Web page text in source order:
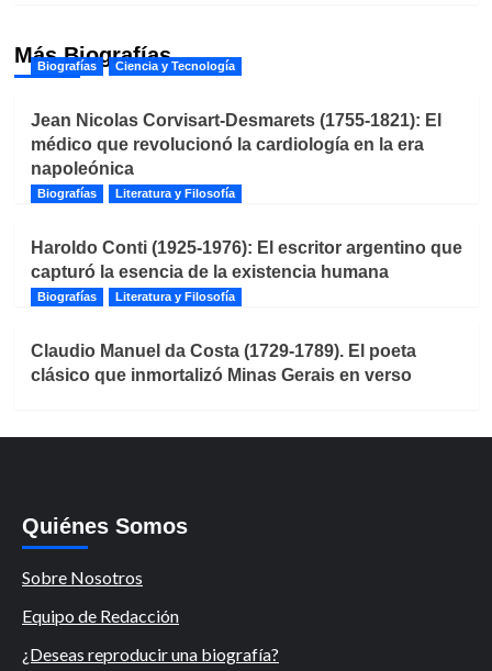
Más Biografías
Biografías Ciencia y Tecnología
Jean Nicolas Corvisart-Desmarets (1755-1821): El
médico que revolucionó la cardiología en la era
napoleónica
Biografías Literatura y Filosofía
Haroldo Conti (1925-1976): El escritor argentino que
capturó la esencia de la existencia humana
Biografías Literatura y Filosofía
Claudio Manuel da Costa (1729-1789). El poeta
clásico que inmortalizó Minas Gerais en verso
Quiénes Somos
Sobre Nosotros
Equipo de Redacción
¿Deseas reproducir una biografía?